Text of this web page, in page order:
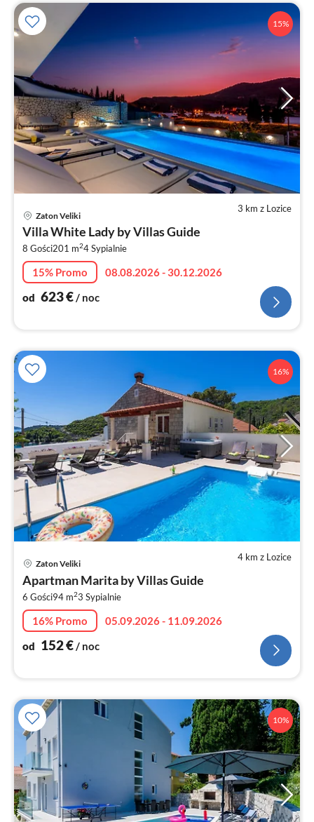
15%
3 km z Lozice
Zaton Veliki
Villa White Lady by Villas Guide
8 Gości201 m24Sypialnie
15% Promo
08.08.2026 - 30.12.2026
od 623€/ noc
16%
4 km z Lozice
Zaton Veliki
Apartman Marita by Villas Guide
6 Gości94 m23 Sypialnie
16% Promo
05.09.2026 - 11.09.2026
od 152€/ noc
10%